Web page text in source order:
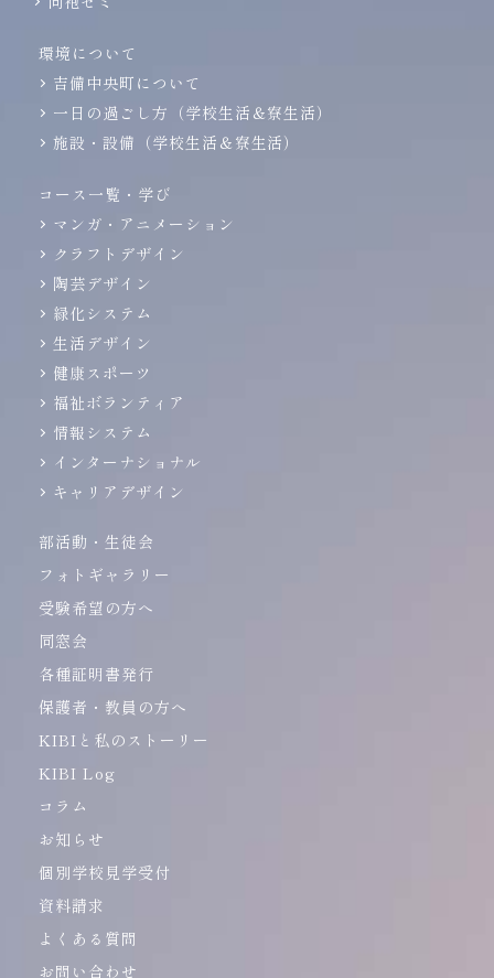
環境について
吉備中央町について
一日の過ごし方（学校生活＆寮生活）
施設・設備（学校生活＆寮生活）
コース一覧・学び
マンガ・アニメーション
クラフトデザイン
陶芸デザイン
緑化システム
生活デザイン
健康スポーツ
福祉ボランティア
情報システム
インターナショナル
キャリアデザイン
部活動・生徒会
フォトギャラリー
受験希望の方へ
同窓会
各種証明書発行
保護者・教員の方へ
KIBIと私のストーリー
KIBI Log
コラム
お知らせ
個別学校見学受付
資料請求
よくある質問
お問い合わせ